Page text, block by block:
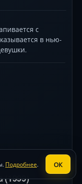
с
в нью-
(1999)
Подробнее. ОК